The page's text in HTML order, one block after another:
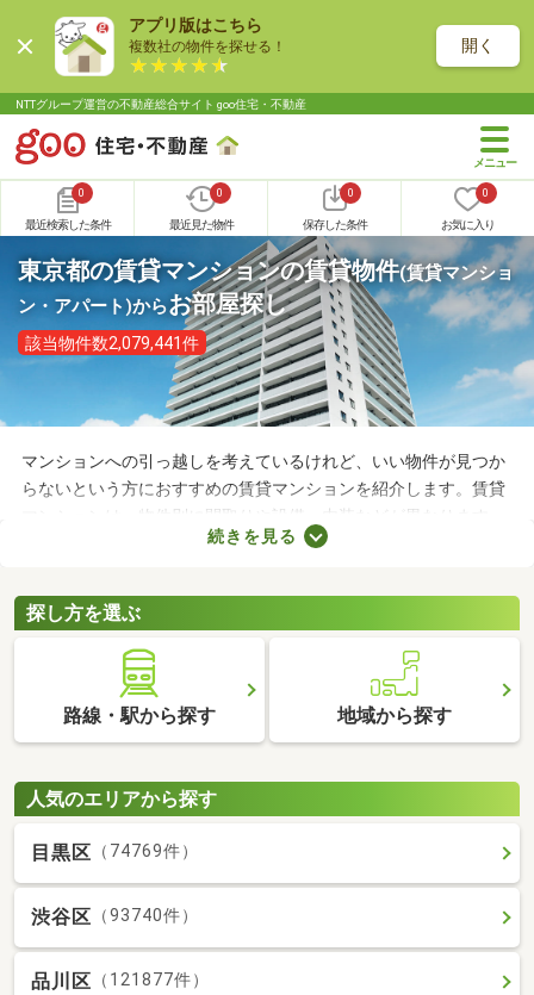
アプリ版はこちら
複数社の物件を探せる！ 開く
NTTグループ運営の不動産総合サイト goo住宅・不動産
0
最近検索した条件
0
最近見た物件
0
保存した条件
0
お気に入り
東京都の賃貸マンションの賃貸物件(賃貸マンショ
ン・アパート)からお部屋探し
該当物件数2,079,441件
マンションへの引っ越しを考えているけれど、いい物件が見つか
らないという方におすすめの賃貸マンションを紹介します。賃貸
マンションは、物件別に間取りや設備、内装などが異なります。
複数の物件を見比べて、希望や好みにぴったりなお部屋を見つけ
貸マンションを比較してみてくださいね。
続きを見る
探し方を選ぶ
路線・駅から探す 地域から探す
人気のエリアから探す
目黒区 （74769件）
渋谷区 （93740件）
品川区 （121877件）